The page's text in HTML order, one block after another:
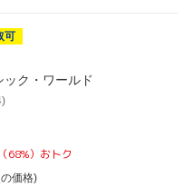
可
ク・ワールド
68%）おトク
価格)